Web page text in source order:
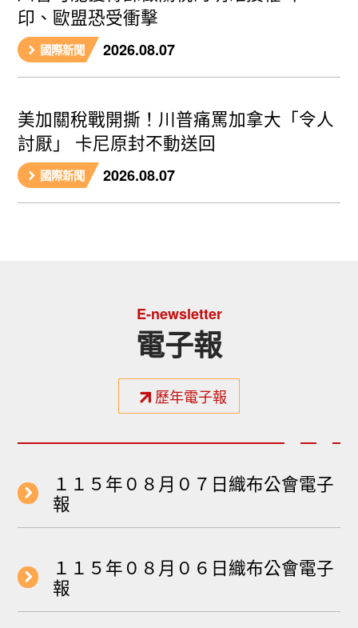
印、歐盟恐受衝擊
國際新聞 2026.08.07
美加關稅戰開撕！川普痛罵加拿大「令人
討厭」 卡尼原封不動送回
國際新聞 2026.08.07
E-newsletter
電子報
歷年電子報
１１５年０８月０７日織布公會電子
報
１１５年０８月０６日織布公會電子
報